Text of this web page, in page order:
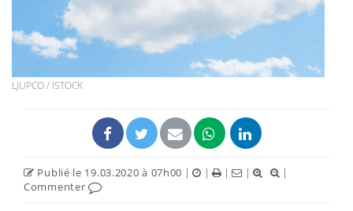
LJUPCO / ISTOCK
Publié le 19.03.2020 à 07h00 | | | |
|
Commenter